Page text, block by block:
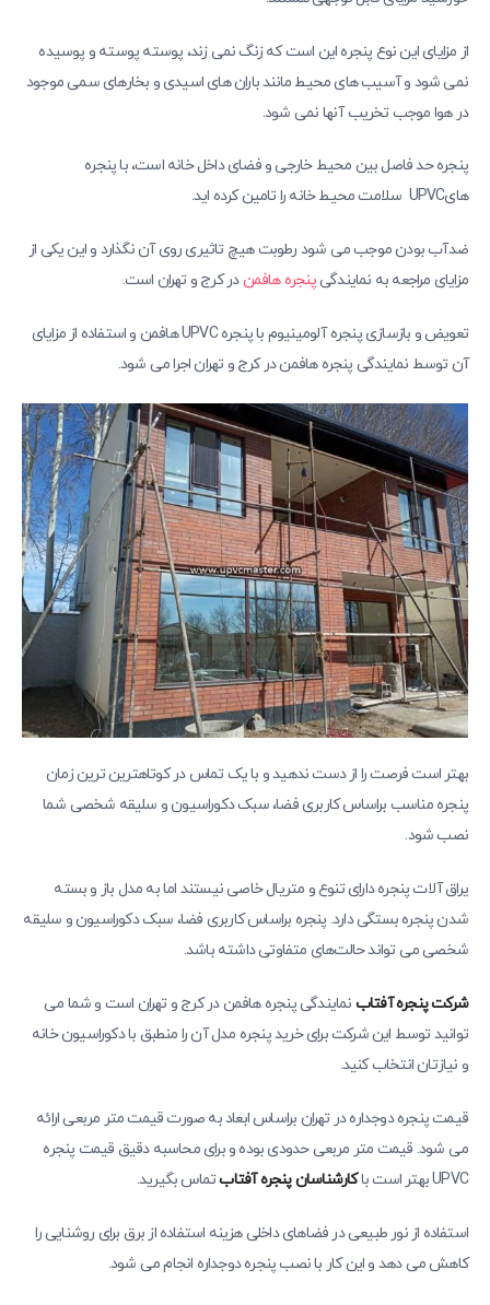
از مزایای این نوع پنجره این است که زنگ نمی ‌زند، پوسته پوسته و پوسیده
نمی ‌شود و آسیب‌ های محیط مانند باران ‌های اسیدی و بخارهای سمی موجود
در هوا موجب تخریب آنها نمی ‌شود.
پنجره حد فاصل بین محیط خارجی و فضای داخل خانه است، با پنجره
هایUPVC سلامت محیط خانه را تامین کرده اید.
ضدآب بودن موجب می شود رطوبت هیچ تاثیری روی آن نگذارد و این یکی از
مزایای مراجعه به نمایندگیپنجره هافمندر کرج و تهران است.
تعویض و بازسازی پنجره آلومینیوم با پنجره UPVC هافمن و استفاده از مزایای
آن توسط نمایندگی پنجره هافمن در کرج و تهران اجرا می شود.
بهتر است فرصت را از دست ندهید و با یک تماس در کوتاهترین ترین زمان
پنجره مناسب براساس کاربری فضا، سبک دکوراسیون و سلیقه شخصی شما
نصب شود.
یراق آلات پنجره دارای تنوع و متریال خاصی نیستند اما به مدل باز و بسته
شدن پنجره بستگی دارد. پنجره براساس کاربری فضا، سبک دکوراسیون و سلیقه
شخصی می تواند حالت‌های متفاوتی داشته باشد.
شرکت پنجره آفتاب نمایندگی پنجره هافمن در کرج و تهران است و شما می
توانید توسط این شرکت برای خرید پنجره مدل آن را منطبق با دکوراسیون خانه
و نیازتان انتخاب کنید.
قیمت پنجره دوجداره در تهران براساس ابعاد به صورت قیمت متر مربعی ارائه
می شود. قیمت متر مربعی حدودی بوده و برای محاسبه دقیق قیمت پنجره
UPVC بهتر است با
کارشناسان پنجره آفتابتماس بگیرید.
استفاده از نور طبیعی در فضاهای داخلی هزینه استفاده از برق برای روشنایی را
کاهش می دهد و این کار با نصب پنجره دوجداره انجام می شود.